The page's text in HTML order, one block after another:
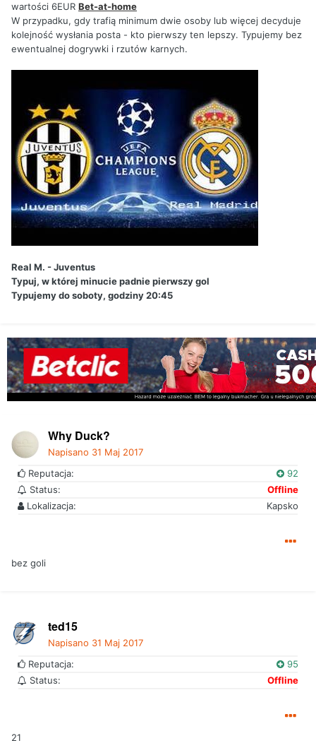
wartości 6EUR Bet-at-home
W przypadku, gdy trafią minimum dwie osoby lub więcej decyduje
kolejność wysłania posta - kto pierwszy ten lepszy. Typujemy bez
ewentualnej dogrywki i rzutów karnych.
Real M. - Juventus
Typuj, w której minucie padnie pierwszy gol
Typujemy do soboty, godziny 20:45
Why Duck?
Napisano 31 Maj 2017
Reputacja:
92
Status:
Offline
Lokalizacja:
Kapsko
bez goli
ted15
Napisano 31 Maj 2017
Reputacja:
95
Status:
Offline
21